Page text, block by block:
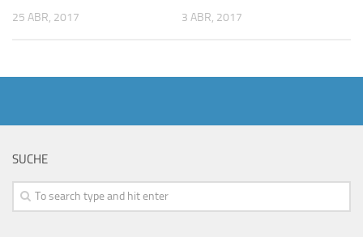
25 ABR, 2017 3 ABR, 2017
SUCHE